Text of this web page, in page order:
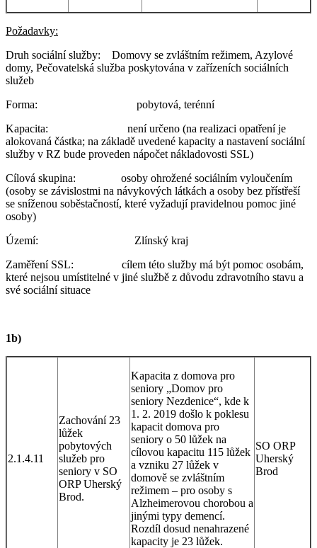
Požadavky:
Druh sociální služby: Domovy se zvláštním režimem, Azylové
domy, Pečovatelská služba poskytována v zařízeních sociálních
služeb
Forma: pobytová, terénní
Kapacita: není určeno (na realizaci opatření je
alokovaná částka; na základě uvedené kapacity a nastavení sociální
služby v RZ bude proveden nápočet nákladovosti SSL)
Cílová skupina: osoby ohrožené sociálním vyloučením
(osoby se závislostmi na návykových látkách a osoby bez přístřeší
se sníženou soběstačností, které vyžadují pravidelnou pomoc jiné
osoby)
Území: Zlínský kraj
Zaměření SSL: cílem této služby má být pomoc osobám,
které nejsou umístitelné v jiné službě z důvodu zdravotního stavu a
své sociální situace
1b)
2.1.4.11
Zachování 23
lůžek
pobytových
služeb pro
seniory v SO
ORP Uherský
Brod.
Kapacita z domova pro
seniory „Domov pro
seniory Nezdenice“, kde k
1. 2. 2019 došlo k poklesu
kapacit domova pro
seniory o 50 lůžek na
cílovou kapacitu 115 lůžek
a vzniku 27 lůžek v
domově se zvláštním
režimem – pro osoby s
Alzheimerovou chorobou a
jinými typy demencí.
Rozdíl dosud nenahrazené
kapacity je 23 lůžek.
SO ORP
Uherský
Brod